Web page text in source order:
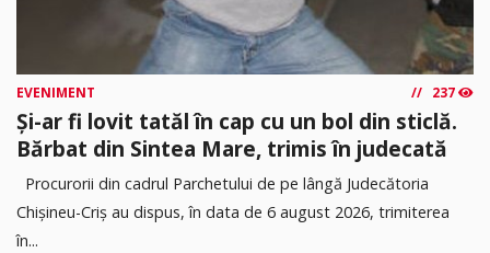
EVENIMENT 237
Și-ar fi lovit tatăl în cap cu un bol din sticlă.
Bărbat din Sintea Mare, trimis în judecată
Procurorii din cadrul Parchetului de pe lângă Judecătoria
Chișineu-Criș au dispus, în data de 6 august 2026, trimiterea
în...